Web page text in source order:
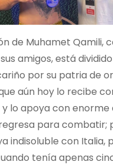
de Muhamet Qamili,
sus amigos, está
por su patria de
aún hoy lo recibe
lo apoya con enorme
para combatir;
indisoluble con Italia,
tenía apenas